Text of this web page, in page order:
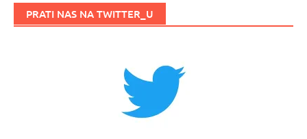
PRATI NAS NA TWITTER_U